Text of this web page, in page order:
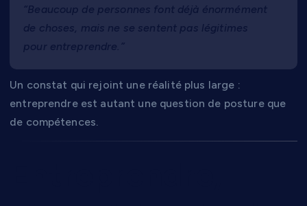
“Beaucoup de personnes font déjà énormément
de choses, mais ne se sentent pas légitimes
pour entreprendre.”
Un constat qui rejoint une réalité plus large :
entreprendre est autant une question de posture que
de compétences.